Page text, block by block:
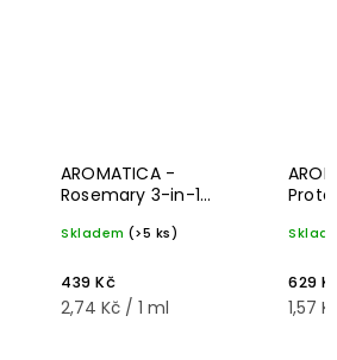
AROMATICA -
Rosemary 3-in-1
Multifunkční vlasová
160 ml
Skladem (>5 ks)
439 Kč
2,74 Kč / 1 ml
400
629
1,57